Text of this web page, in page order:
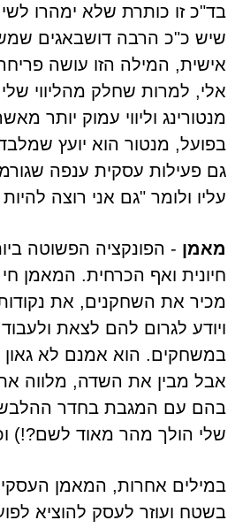
בד"כ זו כותרת שלא ימהרו
שיש כ"כ הרבה דושבאגים
אישית, המילה הזו עושה
אלי, למרות שחלק מהליווי
מנטורינג וליווי עמוק יותר
בפועל, מנטור הוא יועץ שמלבד
גם פעילות עסקית ענפה
עליו ולומר "גם אני רוצה
מאמן- הפונקציה הפשוטה
חיונית ואף הכרחית. המאמן
מכיר את השחקנים, את
ויודע לגרום להם לצאת ולעבוד
במשחקים. הוא אמנם לא גאון
אבל מבין את השדה, מלווה
בהם עם המגבת בחדר
שלי הולך מהר מאוד לשם?!)
במילים אחרות, המאמן
בשטח ועוזר לעסק להוציא